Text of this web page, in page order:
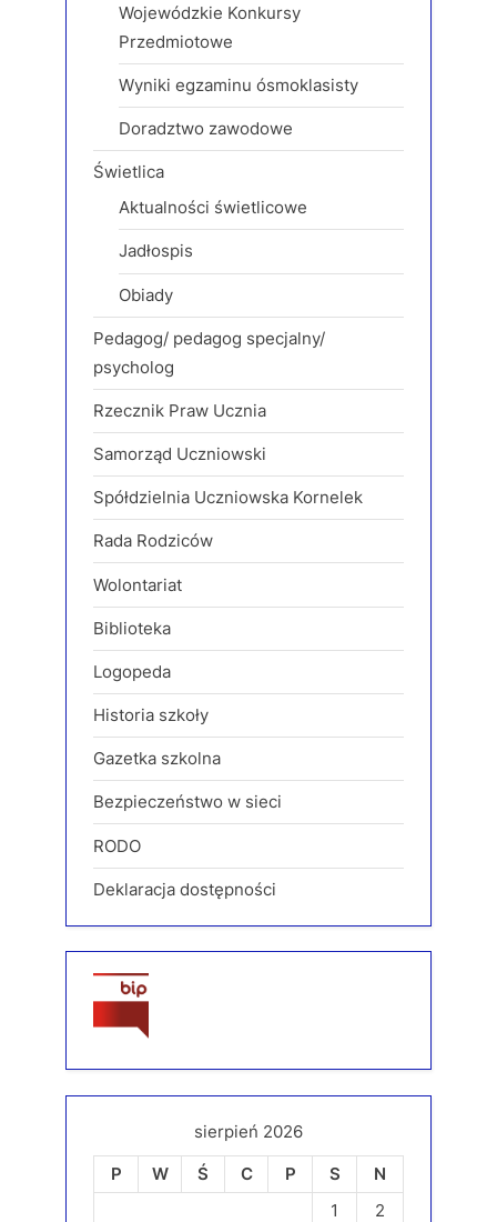
Wojewódzkie Konkursy
Przedmiotowe
Wyniki egzaminu ósmoklasisty
Doradztwo zawodowe
Świetlica
Aktualności świetlicowe
Jadłospis
Obiady
Pedagog/ pedagog specjalny/
psycholog
Rzecznik Praw Ucznia
Samorząd Uczniowski
Spółdzielnia Uczniowska Kornelek
Rada Rodziców
Wolontariat
Biblioteka
Logopeda
Historia szkoły
Gazetka szkolna
Bezpieczeństwo w sieci
RODO
Deklaracja dostępności
sierpień 2026
P
W Ś C P S
N
1
2